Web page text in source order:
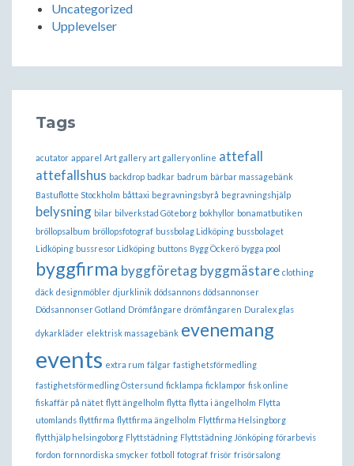
Uncategorized
Upplevelser
Tags
acutator apparel Art gallery art gallery online attefall
attefallshus backdrop badkar badrum bärbar massagebänk
Bastuflotte Stockholm båttaxi begravningsbyrå begravningshjälp
belysning bilar bilverkstad Göteborg bokhyllor bonamatbutiken
bröllopsalbum bröllopsfotograf bussbolag Lidköping bussbolaget
Lidköping bussresor Lidköping buttons Bygg Öckerö bygga pool
byggfirma byggföretagbyggmästare clothing
däck designmöbler djurklinik dödsannons dödsannonser
Dödsannonser Gotland Drömfångare drömfångaren Duralex glas
dykarkläder elektrisk massagebänk evenemang
events extra rum fälgar fastighetsförmedling
fastighetsförmedling Östersund ficklampa ficklampor fisk online
fiskaffär på nätet flytt ängelholm flytta flytta i ängelholm Flytta
utomlands flyttfirma flyttfirma ängelholm Flyttfirma Helsingborg
flytthjälp helsingoborg Flyttstädning Flyttstädning Jönköping förarbevis
fordon fornnordiska smycker fotboll fotograf frisör frisörsalong